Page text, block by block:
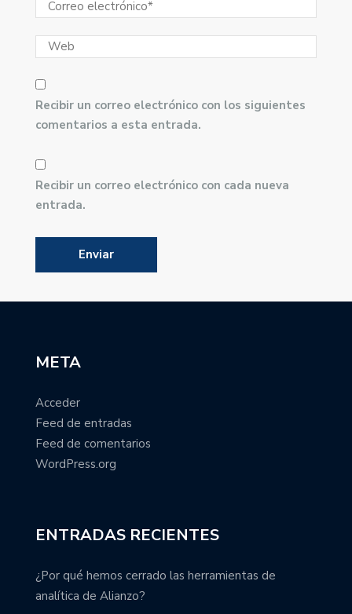
Recibir un correo electrónico con los siguientes
comentarios a esta entrada.
Recibir un correo electrónico con cada nueva
entrada.
META
Acceder
Feed de entradas
Feed de comentarios
WordPress.org
ENTRADAS RECIENTES
¿Por qué hemos cerrado las herramientas de
analítica de Alianzo?